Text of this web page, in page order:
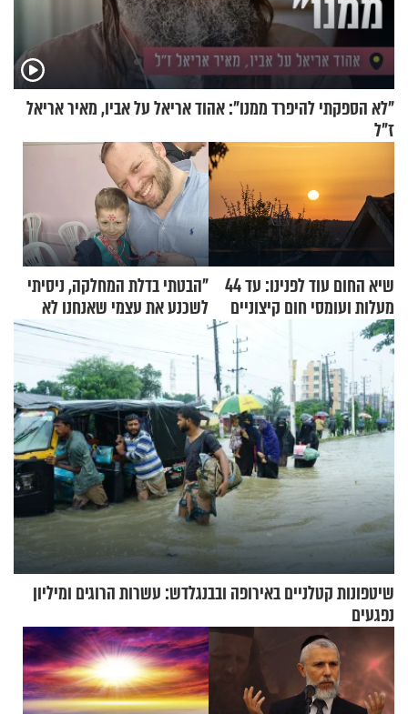
"לא הספקתי להיפרד ממנו": אהוד אריאל על אביו, מאיר אריאל
ז"ל
שיא החום עוד לפנינו: עד 44
מעלות ועומסי חום קיצוניים
"הבטתי בדלת המחלקה, ניסיתי
לשכנע את עצמי שאנחנו לא
שייכים לשם"
שיטפונות קטלניים באירופה ובבנגלדש: עשרות הרוגים ומיליון
נפגעים